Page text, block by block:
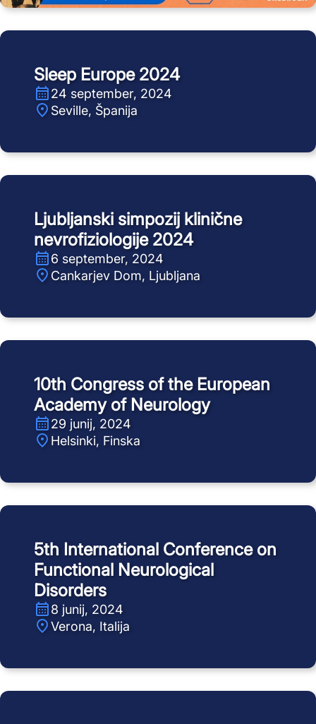
Sleep Europe 2024
24 september, 2024
Seville, Španija
Ljubljanski simpozij klinične
nevrofiziologije 2024
6 september, 2024
Cankarjev Dom, Ljubljana
10th Congress of the European
Academy of Neurology
29 junij, 2024
Helsinki, Finska
5th International Conference on
Functional Neurological
Disorders
8 junij, 2024
Verona, Italija